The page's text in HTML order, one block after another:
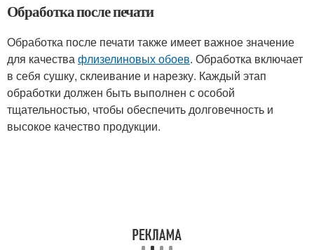
Обработка после печати
Обработка после печати также имеет важное значение
для качествафлизелиновых обоев. Обработка включает
в себя сушку, склеивание и нарезку. Каждый этап
обработки должен быть выполнен с особой
тщательностью, чтобы обеспечить долговечность и
высокое качество продукции.